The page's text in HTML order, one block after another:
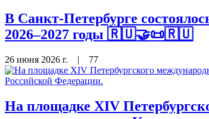
В Санкт-Петербурге
2026–2027 годы 🇷🇺🤝📜🇷🇺
26 июня 2026 г. | 77
На площадке XIV